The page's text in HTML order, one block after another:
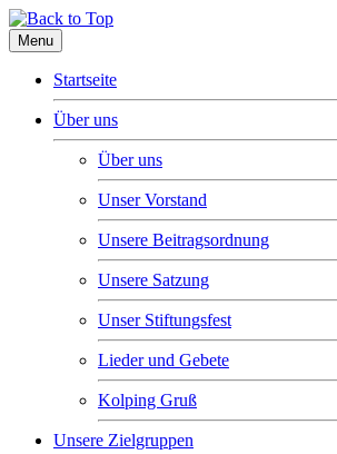
Menu
Startseite
Über uns
Über uns
Unser Vorstand
Unsere Beitragsordnung
Unsere Satzung
Unser Stiftungsfest
Lieder und Gebete
Kolping Gruß
Unsere Zielgruppen